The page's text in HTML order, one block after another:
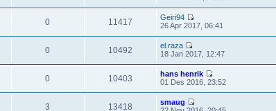
0 11417
Geiri94
26 Apr 2017, 06:41
0 10492
el.raza
18 Jan 2017, 12:47
0 10403
hans henrik
01 Des 2016, 23:52
3 13418
smaug